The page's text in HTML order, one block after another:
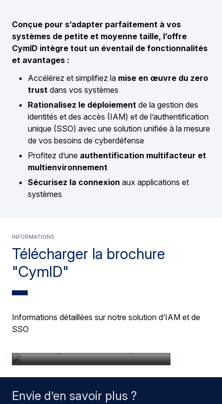
Conçue pour s’adapter parfaitement à vos
systèmes de petite et moyenne taille, l’offre
CymID intègre tout un éventail de fonctionnalités
et avantages :
Accélérez et simplifiez la mise en œuvre du zero
trust dans vos systèmes
Rationalisez le déploiement de la gestion des
identités et des accès (IAM) et de l’authentification
unique (SSO) avec une solution unifiée à la mesure
de vos besoins de cyberdéfense
Profitez d’une authentification multifacteur et
multienvironnement
Sécurisez la connexion aux applications et
systèmes
Télécharger la brochure
"CymID"
Informations
Informations détaillées sur notre solution d’IAM et de
SSO
Envie d’en savoir plus ?